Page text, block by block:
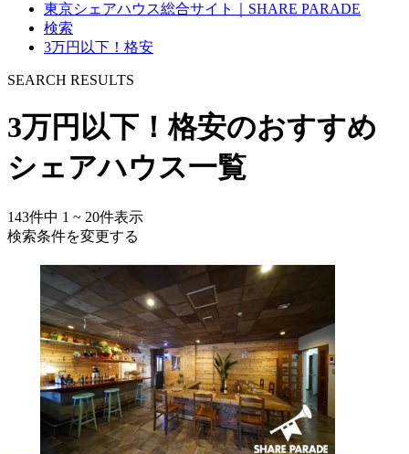
東京シェアハウス総合サイト｜SHARE PARADE
検索
3万円以下！格安
SEARCH RESULTS
3万円以下！格安のおすすめ
シェアハウス一覧
143件中 1 ~ 20件表示
検索条件を変更する